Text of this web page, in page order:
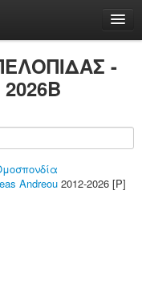
-
Andreou 2012-2026 [P]